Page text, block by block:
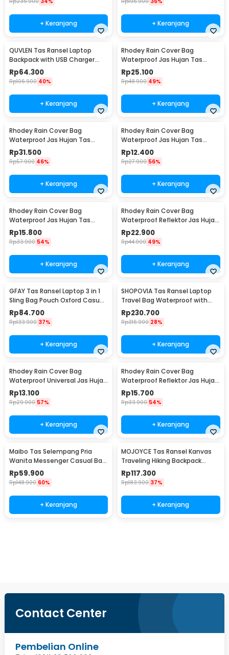
+ Keranjang + Keranjang
QUVLEN Tas Ransel Laptop
Backpack with USB Charger
Port - KC04
Rp64.300
Rp106.900 40%
+ Keranjang
Rhodey Rain Cover Bag
Waterproof Jas Hujan Tas
Ransel 60L - WB10
Rp25.100
Rp48.900 49%
+ Keranjang
Rhodey Rain Cover Bag
Waterproof Jas Hujan Tas
Ransel 80L - WB10
Rp31.500
Rp57.900 46%
+ Keranjang
Rhodey Rain Cover Bag
Waterproof Jas Hujan Tas
Ransel 35L - WB10
Rp12.400
Rp27.900 56%
+ Keranjang
Rhodey Rain Cover Bag
Waterproof Jas Hujan Tas
Ransel 45L - WB10
Rp15.800
Rp33.900 54%
+ Keranjang
Rhodey Rain Cover Bag
Waterproof Reflektor Jas Hujan
Tas Ransel 45L - NB10
Rp22.900
Rp44.900 49%
+ Keranjang
GFAY Tas Ransel Laptop 3 in 1
Sling Bag Pouch Oxford Casual
Style - KC30
Rp84.700
Rp133.900 37%
+ Keranjang
SHOPOVIA Tas Ransel Laptop
Travel Bag Waterproof with
USB Port 35L - KC14
Rp230.700
Rp316.900 28%
+ Keranjang
Rhodey Rain Cover Bag
Waterproof Universal Jas Hujan
Tas Ransel 50-60L - WB20
Rp13.100
Rp29.900 57%
+ Keranjang
Rhodey Rain Cover Bag
Waterproof Reflektor Jas Hujan
Tas Ransel 25L - NB10
Rp15.700
Rp33.900 54%
+ Keranjang
Maibo Tas Selempang Pria
Wanita Messenger Casual Bag
Canvas Printing - 1125
Rp59.900
Rp148.900 60%
+ Keranjang
MOJOYCE Tas Ransel Kanvas
Traveling Hiking Backpack
Oxford Waterproof - MJ700
Rp117.300
Rp183.900 37%
+ Keranjang
Contact Center
Pembelian Online